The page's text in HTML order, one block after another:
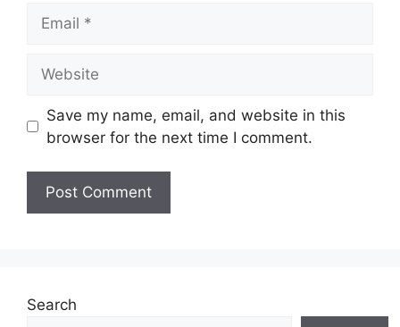
Save my name, email, and website in this
browser for the next time I comment.
Search